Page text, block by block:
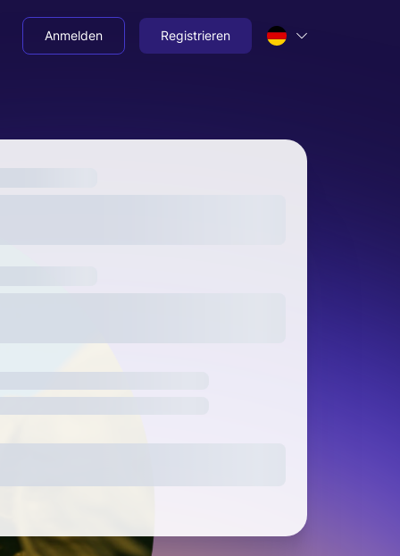
Anmelden Registrieren